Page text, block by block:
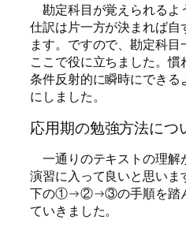
勘定科目が覚えられるよ
仕訳は片一方が決まれば自
ます。ですので、勘定科
ここで役に立ちました。
条件反射的に瞬時にでき
にしました。
応用期の勉強方法につ
一通りのテキストの理解
演習に入って良いと思い
下の①→②→③の手順を踏ん
ていきました。